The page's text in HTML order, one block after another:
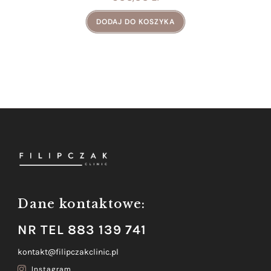
DODAJ DO KOSZYKA
Dane kontaktowe:
NR TEL 883 139 741
kontakt@filipczakclinic.pl
Instagram